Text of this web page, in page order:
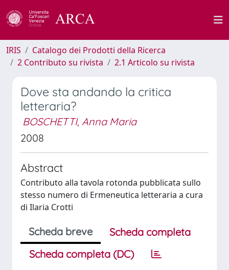
IRIS
Catalogo dei Prodotti della Ricerca
2 Contributo su rivista
2.1 Articolo su rivista
Dove sta andando la critica
letteraria?
BOSCHETTI, Anna Maria
2008
Abstract
Contributo alla tavola rotonda pubblicata sullo
stesso numero di Ermeneutica letteraria a cura
di Ilaria Crotti
Scheda breve
Scheda completa
Scheda completa (DC)